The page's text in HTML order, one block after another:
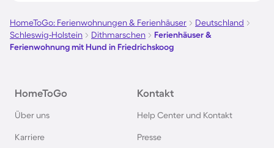
Ferienhäuser & Ferienwohnung mit Hund auf
Ferienhäuser & Ferienwohnung mit Hund am
Ferienhäuser & Ferienwohnung mit Hund auf
HomeToGo: Ferienwohnungen & Ferienhäuser
Deutschland
Schleswig-Holstein
Dithmarschen
Ferienhäuser &
Ferienwohnung mit Hund in Friedrichskoog
HomeToGo
Über uns
Karriere
Kontakt
Help Center und Kontakt
Presse